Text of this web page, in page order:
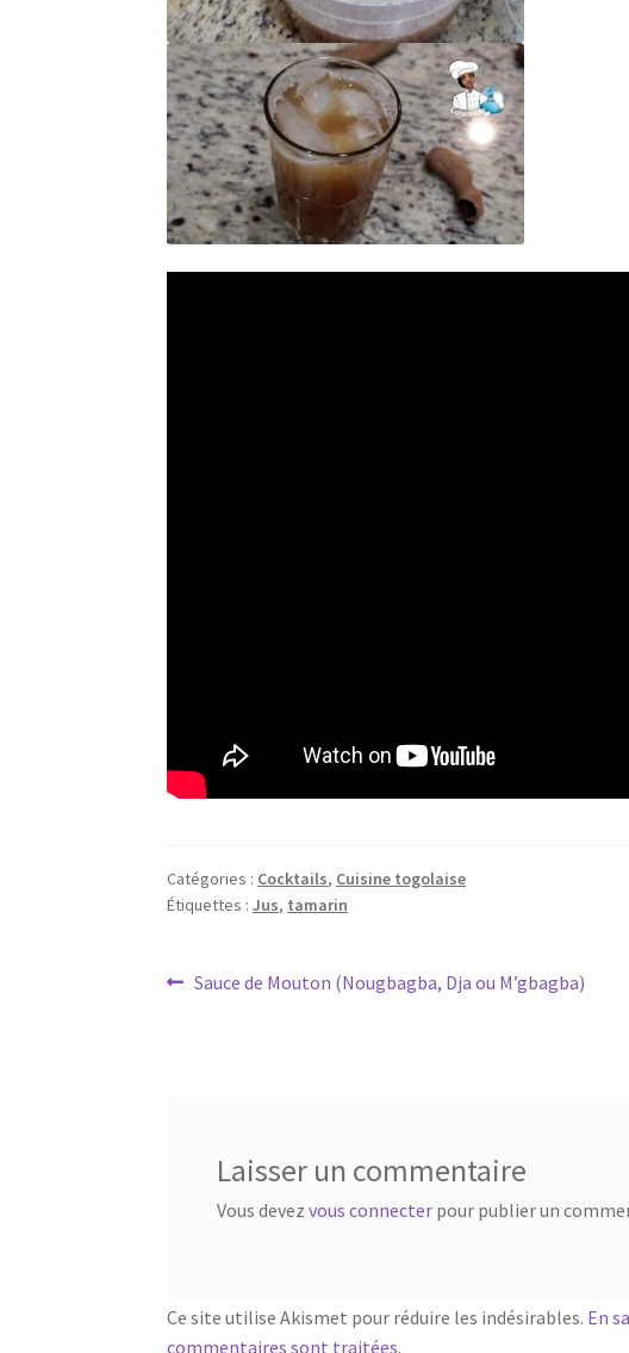
Catégories : Cocktails, Cuisine togolaise
Étiquettes :Jus, tamarin
Navigation
Article
Sauce de Mouton (Nougbagba, Dja ou M’gbagba)
Laisser un commentaire
Vous devez vous connecterpour publier un
Ce site utilise Akismet pour réduire les indésirables. En
commentaires sont traitées.